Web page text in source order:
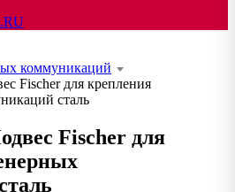
коммуникаций
Fischer для крепления
сталь
Fischer для